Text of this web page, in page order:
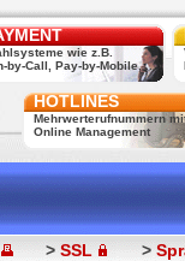
wie z.B.
by-Call, Pay-by-Mobile, ...
HOTLINES
Mehrwerterufnummern
Online Management
> SSL >